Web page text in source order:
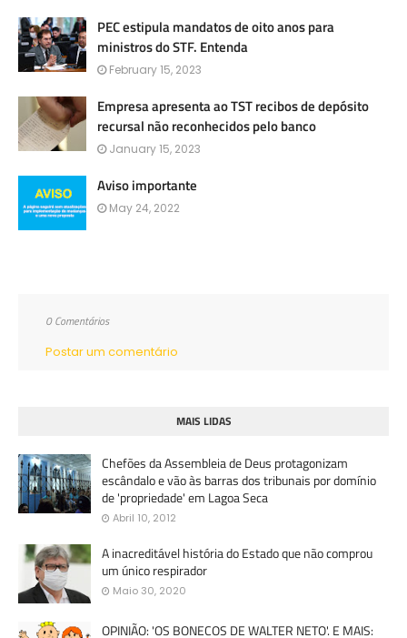
PEC estipula mandatos de oito anos para
ministros do STF. Entenda
February 15, 2023
Empresa apresenta ao TST recibos de depósito
recursal não reconhecidos pelo banco
January 15, 2023
Aviso importante
May 24, 2022
0 Comentários
Postar um comentário
MAIS LIDAS
Chefões da Assembleia de Deus protagonizam
escândalo e vão às barras dos tribunais por domínio
de 'propriedade' em Lagoa Seca
Abril 10, 2012
A inacreditável história do Estado que não comprou
um único respirador
Maio 30, 2020
OPINIÃO: 'OS BONECOS DE WALTER NETO'. E MAIS: